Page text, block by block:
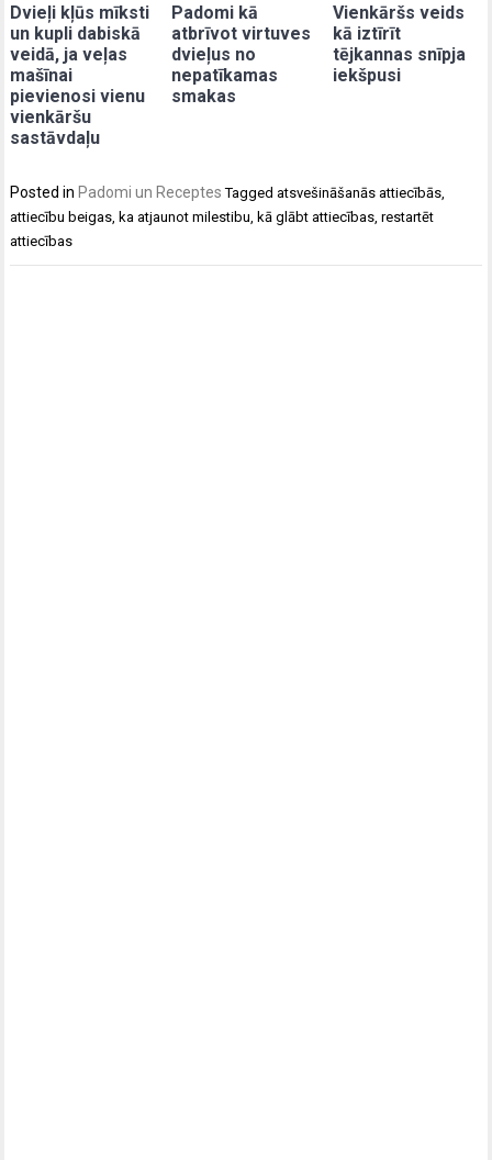
Dvieļi kļūs mīksti
un kupli dabiskā
veidā, ja veļas
mašīnai
pievienosi vienu
vienkāršu
sastāvdaļu
Padomi kā
atbrīvot virtuves
dvieļus no
nepatīkamas
smakas
Vienkāršs veids
kā iztīrīt
tējkannas snīpja
iekšpusi
Posted inPadomi un Receptes Taggedatsvešināšanās attiecībās
attiecību beigas ,ka atjaunot milestibu ,kā glābt attiecības ,restartēt
attiecības